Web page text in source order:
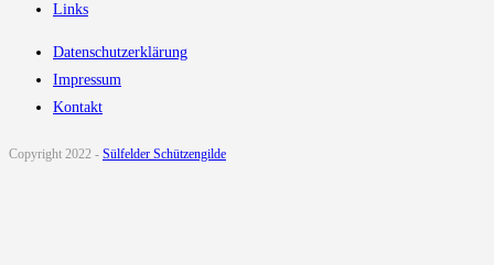
Links
Datenschutzerklärung
Impressum
Kontakt
Copyright 2022 - Sülfelder Schützengilde